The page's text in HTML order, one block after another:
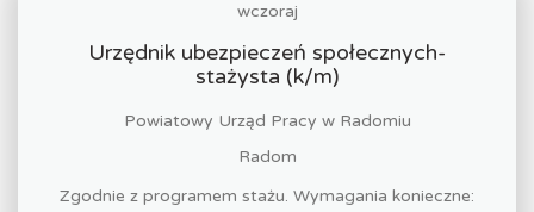
wczoraj
Urzędnik ubezpieczeń społecznych-
stażysta (k/m)
Powiatowy Urząd Pracy w Radomiu
Radom
Zgodnie z programem stażu. Wymagania konieczne: